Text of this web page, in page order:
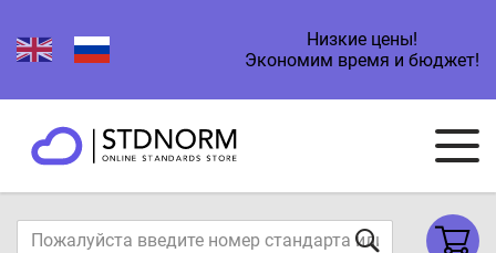
Низкие цены!
Экономим время и бюджет!